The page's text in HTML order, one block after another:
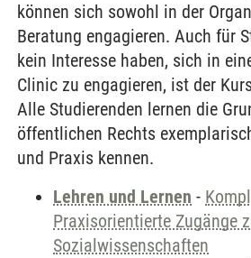
können sich sowohl in der
Beratung engagieren. Auch für
kein Interesse haben, sich in
Clinic zu engagieren, ist der
Alle Studierenden lernen die
öffentlichen Rechts
und Praxis kennen.
Lehren und Lernen -
Praxisorientierte Zugänge
Sozialwissenschaften